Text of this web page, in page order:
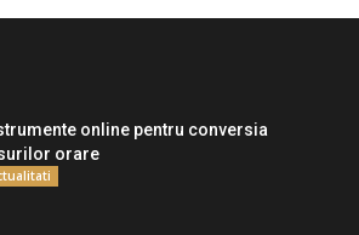
online pentru conversia
orare